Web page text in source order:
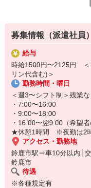
・生活相談やお話の相手 な
元コンビニ店員・アパレル
安定の医療福祉業界で働き
中のスタッフ多数。
お元気な入居者様が多く、
タバタせずに自分のペース
「安定した業界で長く働き
「人と関わる仕事をしたい
そんな方におすすめです！
ぜひ、お気軽にご応募くだ
募集情報（派遣社員）
給与
時給1500円〜2125円 ＜
リン代含む)＞
勤務時間・曜日
＜週3〜シフト制＞残業な
・7:00〜16:00
・9:00〜18:00
・16:00〜翌9:00（希望
★休憩1時間 ※夜勤は2
アクセス・勤務地
鈴鹿市駅⇒車10分以内│
鈴鹿市
待遇
※各種規定有